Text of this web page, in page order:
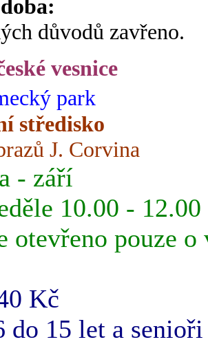
důvodů zavřeno.
vesnice
park
středisko
J. Corvina
- září
10.00 -
otevřeno pouze o
Kč
do 15 let a